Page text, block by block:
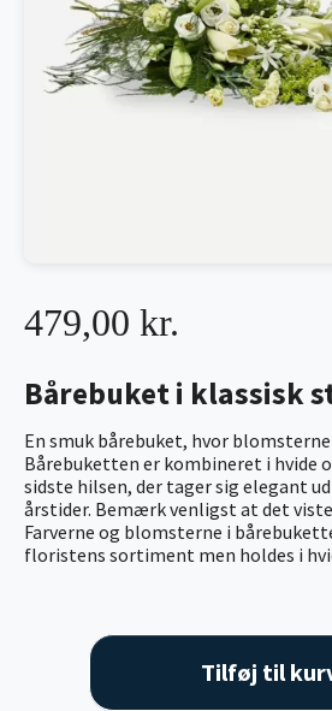
Bårebuket i klassisk
En smuk bårebuket, hvor
Bårebuketten er kombineret i hvide
sidste hilsen, der tager sig elegant
årstider. Bemærk venligst at det
Farverne og blomsterne i
floristens sortiment men holdes i
479,00 kr.
Tilføj til